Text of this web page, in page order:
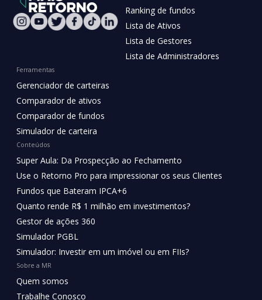
Ranking de fundos
Lista de Ativos
Lista de Gestores
Lista de Administradores
Ferramentas
Gerenciador de carteiras
Comparador de ativos
Comparador de fundos
Simulador de carteira
Conteúdos
Super Aula: Da Prospecção ao Fechamento
Use o Retorno Pro para impressionar os seus Clientes
Fundos que Bateram IPCA+6
Quanto rende R$ 1 milhão em investimentos?
Gestor de ações 360
Simulador PGBL
Simulador: Investir em um imóvel ou em FIIs?
Sobre a MR
Quem somos
Trabalhe Conosco